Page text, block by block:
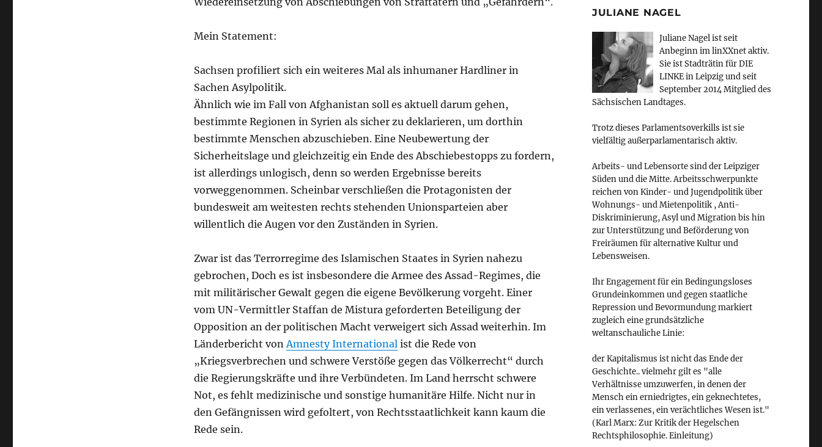
Mein Statement:
Sachsen profiliert sich ein weiteres Mal als inhumaner Hardliner in
Sachen Asylpolitik.
Ähnlich wie im Fall von Afghanistan soll es aktuell darum gehen,
bestimmte Regionen in Syrien als sicher zu deklarieren, um dorthin
bestimmte Menschen abzuschieben. Eine Neubewertung der
Sicherheitslage und gleichzeitig ein Ende des Abschiebestopps zu fordern,
ist allerdings unlogisch, denn so werden Ergebnisse bereits
vorweggenommen. Scheinbar verschließen die Protagonisten der
bundesweit am weitesten rechts stehenden Unionsparteien aber
willentlich die Augen vor den Zuständen in Syrien.
Zwar ist das Terrorregime des Islamischen Staates in Syrien nahezu
gebrochen, Doch es ist insbesondere die Armee des Assad-Regimes, die
mit militärischer Gewalt gegen die eigene Bevölkerung vorgeht. Einer
vom UN-Vermittler Staffan de Mistura geforderten Beteiligung der
Opposition an der politischen Macht verweigert sich Assad weiterhin. Im
Länderbericht von Amnesty International ist die Rede von
„Kriegsverbrechen und schwere Verstöße gegen das Völkerrecht“ durch
die Regierungskräfte und ihre Verbündeten. Im Land herrscht schwere
Not, es fehlt medizinische und sonstige humanitäre Hilfe. Nicht nur in
den Gefängnissen wird gefoltert, von Rechtsstaatlichkeit kann kaum die
Rede sein.
JULIANE NAGEL
Juliane Nagel ist seit
Anbeginnim linXXnet aktiv.
Sie ist Stadträtin für DIE
LINKE in Leipzig und seit
September 2014 Mitglied des
Sächsischen Landtages.
Trotz dieses Parlamentsoverkills ist sie
vielfältig außerparlamentarisch aktiv.
Arbeits- und Lebensorte sind der Leipziger
Süden und die Mitte. Arbeitsschwerpunkte
reichen von Kinder- und Jugendpolitik über
Wohnungs- und Mietenpolitik , Anti-
Diskriminierung, Asyl und Migration bis hin
zur Unterstützung und Beförderung von
Freiräumen für alternative Kultur und
Lebensweisen.
Ihr Engagement für ein Bedingungsloses
Grundeinkommen und gegen staatliche
Repression und Bevormundung markiert
zugleich eine grundsätzliche
weltanschauliche Linie:
der Kapitalismus ist nicht das Ende der
Geschichte.. vielmehr gilt es "alle
Verhältnisse umzuwerfen, in denen der
Mensch ein erniedrigtes, ein geknechtetes,
ein verlassenes, ein verächtliches Wesen ist."
(Karl Marx: Zur Kritik der Hegelschen
Rechtsphilosophie. Einleitung)